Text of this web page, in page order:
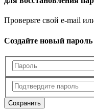
Проверьте свой e-mail
Создайте новый пароль
Сохранить